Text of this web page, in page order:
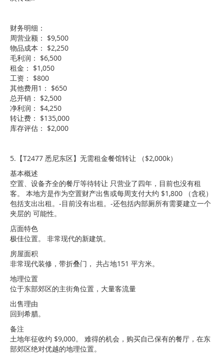
财务明细：
周营业额： $9,500
物品成本： $2,250
毛利润： $6,500
租金： $1,050
工资： $800
其他费用1： $650
总开销： $2,500
净利润： $4,250
转让费： $135,000
库存评估： $2,000
5.【T2477 悉尼东区】无需租金餐馆转让 （$2,000k）
基本概述
空置、设备齐全的餐厅等待转让 只营业了四年，目前也没有租
客。 本地方是作为空置财产出售或每周支付大约 $1,800 （含税）
包括支出出租。-目前没有出租。-还包括内部厕所有需要建立一个
夹层的 可能性。
店面特色
极佳位置。 非常现代的新建筑。
房屋面积
非常现代装修，带折叠门， 共占地151 平方米。
地理位置
位于东部郊区的主街角位置，大量客流量
出售理由
回到希腊。
备注
土地年征收约 $9,000。 难得的机会，购买自己保有的餐厅，在东
部郊区绝对优越的地理位置。